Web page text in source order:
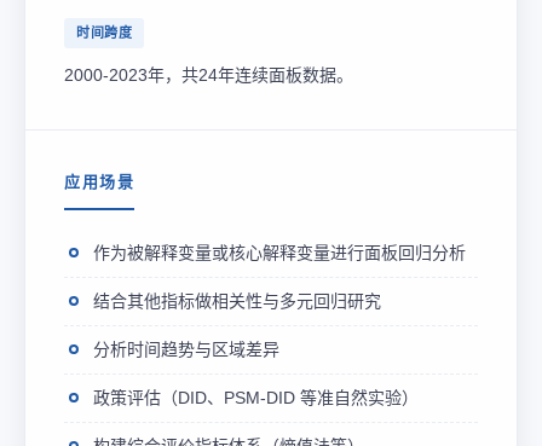
时间跨度
2000-2023年，共24年连续面板数据。
应用场景
作为被解释变量或核心解释变量进行面板回归分析
结合其他指标做相关性与多元回归研究
分析时间趋势与区域差异
政策评估（DID、PSM-DID 等准自然实验）